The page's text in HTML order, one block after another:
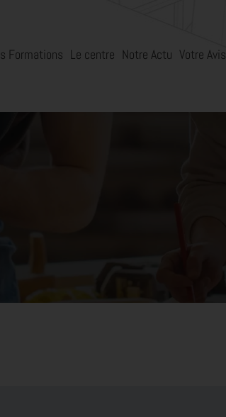
Formations Le centre Notre Actu Votre Avis